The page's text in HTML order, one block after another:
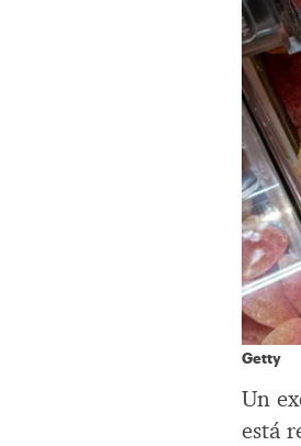
Getty
Un
está